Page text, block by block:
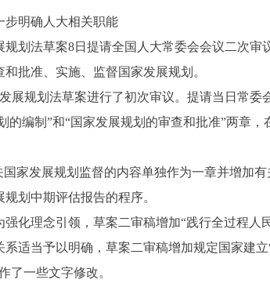
明确人大相关职能
法草案8日提请全国人大常委会会议二次审
批准、实施、监督国家发展规划。
规划法草案进行了初次审议。提请当日常委
编制”和“国家发展规划的审查和批准”两章
发展规划监督的内容单独作为一章并增加
划中期评估报告的程序。
理念引领，草案二审稿增加“践行全过程人民
当予以明确，草案二审稿增加规定国家建
了一些文字修改。